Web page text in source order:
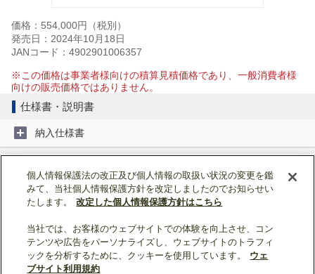
価格：554,000円（税別）
発売日：2024年10月18日
JANコード：4902901006357
※この価格は事業者様向けの積算見積価格であり、一般消費者様
向けの販売価格ではありません。
仕様書・説明書
納入仕様書
据付工事説明書
ページトップへ戻る
表示モード：
個人情報保護法の改正及び個人情報の取扱い状況の変更を鑑
みて、当社個人情報保護方針を改定しましたのでお知らせい
たします。
改定した個人情報保護方針はこちら
当社では、お客様のウェブサイトでの体験を向上させ、コン
テンツや広告をパーソナライズし、ウェブサイトのトラフィ
ックを分析するために、クッキーを使用しています。
ウェ
ブサイト利用規約